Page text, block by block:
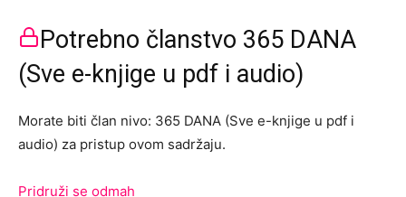
Potrebno članstvo 365 DANA
(Sve e-knjige u pdf i audio)
Morate biti član nivo: 365 DANA (Sve e-knjige u pdf i
audio) za pristup ovom sadržaju.
Pridruži se odmah